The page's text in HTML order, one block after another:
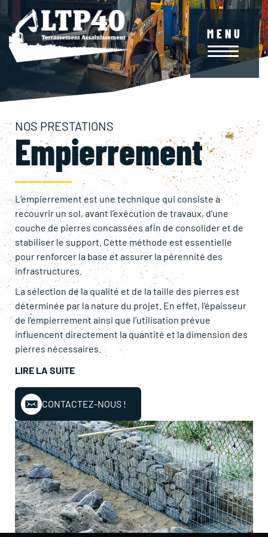
au
contenu
principal
MENU
NOS PRESTATIONS
Empierrement
L’empierrement est une technique qui consiste à
recouvrir un sol, avant l’exécution de travaux, d’une
couche de pierres concassées afin de consolider et de
stabiliser le support. Cette méthode est essentielle
pour renforcer la base et assurer la pérennité des
infrastructures.
La sélection de la qualité et de la taille des pierres est
déterminée par la nature du projet. En effet, l’épaisseur
de l’empierrement ainsi que l’utilisation prévue
influencent directement la quantité et la dimension des
pierres nécessaires.
LIRE LA SUITE
CONTACTEZ-NOUS !